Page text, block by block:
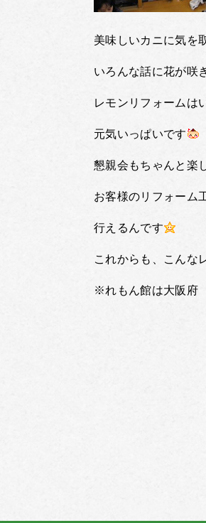
美味しいカニに気を
いろんな話に花が咲
レモンリフォームは
元気いっぱいです
懇親会もちゃんと楽
お客様のリフォーム
行えるんです
これからも、こんな
※れもん館は大阪府